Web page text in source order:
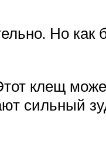
Но как
клещ
сильный